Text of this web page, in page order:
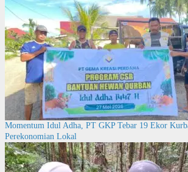
Momentum Idul Adha, PT GKP Tebar 19 Ekor
Perekonomian Lokal